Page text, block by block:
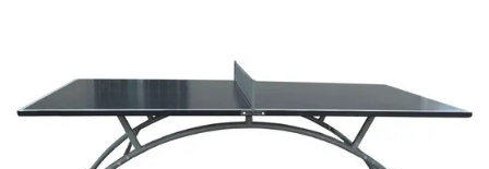
MAPA
DEL